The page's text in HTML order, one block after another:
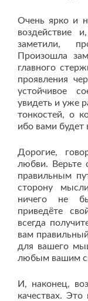
Очень ярко и
воздействие
заметили,
Произошла
главного
проявления
устойчивое
увидеть и уже
тонкостей, о
ибо вами будет
Дорогие,
любви. Верьте
правильным
сторону
ничего не
приведёте
всегда
вам
для вашего
любым вашим
И, наконец,
качествах.